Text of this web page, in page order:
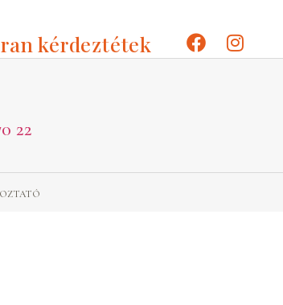
kérdeztétek
22